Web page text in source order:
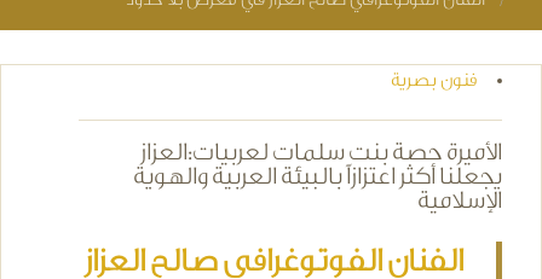
فنون بصرية
الأميرة حصة بنت سلمات لعربيات:العزاز
يجعلنا أكثر اعتزازاً بالبيئة العربية والهوية
الإسلامية
الفنان الفوتوغرافي صالح العزاز